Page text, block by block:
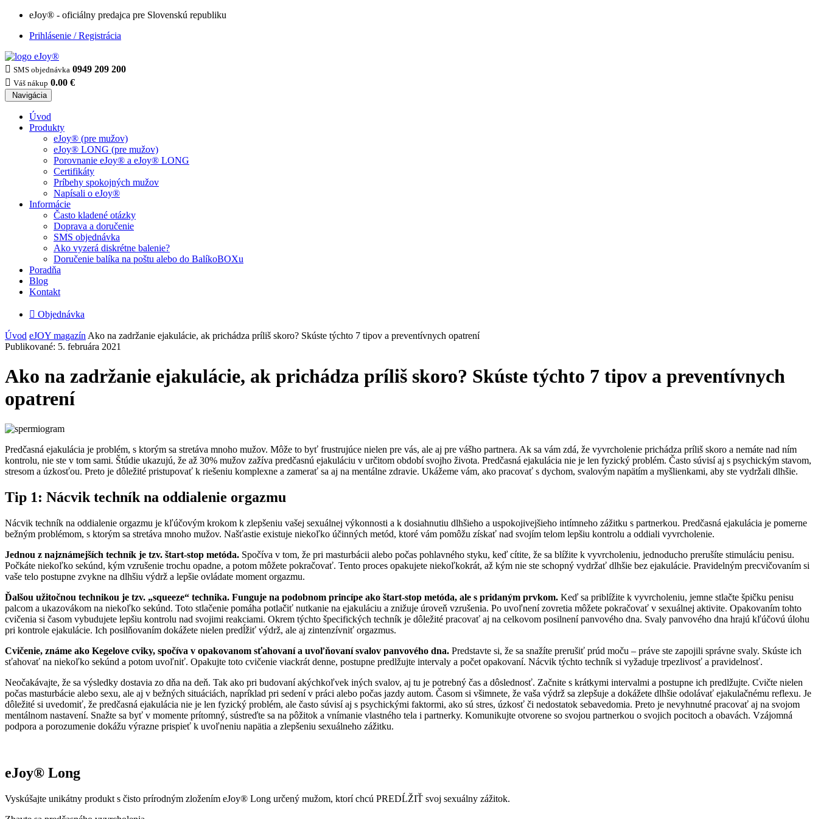
eJoy® - oficiálny predajca pre Slovenskú republiku
Prihlásenie / Registrácia
 SMS objednávka 0949 209 200
 Váš nákup 0.00 €
Navigácia
Úvod
Produkty
eJoy® (pre mužov)
eJoy® LONG (pre mužov)
Porovnanie eJoy® a eJoy® LONG
Certifikáty
Príbehy spokojných mužov
Napísali o eJoy®
Informácie
Často kladené otázky
Doprava a doručenie
SMS objednávka
Ako vyzerá diskrétne balenie?
Doručenie balíka na poštu alebo do BalíkoBOXu
Poradňa
Blog
Kontakt
 Objednávka
Úvod eJOY magazín Ako na zadržanie ejakulácie, ak prichádza príliš skoro? Skúste týchto 7 tipov a preventívnych opatrení
Publikované: 5. februára 2021
Ako na zadržanie ejakulácie, ak prichádza príliš skoro? Skúste týchto 7 tipov a preventívnych
opatrení
Predčasná ejakulácia je problém, s ktorým sa stretáva mnoho mužov. Môže to byť frustrujúce nielen pre vás, ale aj pre vášho partnera. Ak sa vám zdá, že vyvrcholenie prichádza príliš skoro a nemáte nad ním
kontrolu, nie ste v tom sami. Štúdie ukazujú, že až 30% mužov zažíva predčasnú ejakuláciu v určitom období svojho života. Predčasná ejakulácia nie je len fyzický problém. Často súvisí aj s psychickým stavom,
stresom a úzkosťou. Preto je dôležité pristupovať k riešeniu komplexne a zamerať sa aj na mentálne zdravie. Ukážeme vám, ako pracovať s dychom, svalovým napätím a myšlienkami, aby ste vydržali dlhšie.
Tip 1: Nácvik techník na oddialenie orgazmu
Nácvik techník na oddialenie orgazmu je kľúčovým krokom k zlepšeniu vašej sexuálnej výkonnosti a k dosiahnutiu dlhšieho a uspokojivejšieho intímneho zážitku s partnerkou. Predčasná ejakulácia je pomerne
bežným problémom, s ktorým sa stretáva mnoho mužov. Našťastie existuje niekoľko účinných metód, ktoré vám pomôžu získať nad svojím telom lepšiu kontrolu a oddiali vyvrcholenie.
Jednou z najznámejších techník je tzv. štart-stop metóda. Spočíva v tom, že pri masturbácii alebo počas pohlavného styku, keď cítite, že sa blížite k vyvrcholeniu, jednoducho prerušíte stimuláciu penisu.
Počkáte niekoľko sekúnd, kým vzrušenie trochu opadne, a potom môžete pokračovať. Tento proces opakujete niekoľkokrát, až kým nie ste schopný vydržať dlhšie bez ejakulácie. Pravidelným precvičovaním si
vaše telo postupne zvykne na dlhšiu výdrž a lepšie ovládate moment orgazmu.
Ďalšou užitočnou technikou je tzv. „squeeze“ technika. Funguje na podobnom princípe ako štart-stop metóda, ale s pridaným prvkom. Keď sa priblížite k vyvrcholeniu, jemne stlačte špičku penisu
palcom a ukazovákom na niekoľko sekúnd. Toto stlačenie pomáha potlačiť nutkanie na ejakuláciu a znižuje úroveň vzrušenia. Po uvoľnení zovretia môžete pokračovať v sexuálnej aktivite. Opakovaním tohto
cvičenia si časom vybudujete lepšiu kontrolu nad svojimi reakciami. Okrem týchto špecifických techník je dôležité pracovať aj na celkovom posilnení panvového dna. Svaly panvového dna hrajú kľúčovú úlohu
pri kontrole ejakulácie. Ich posilňovaním dokážete nielen predĺžiť výdrž, ale aj zintenzívniť orgazmus.
Cvičenie, známe ako Kegelove cviky, spočíva v opakovanom sťahovaní a uvoľňovaní svalov panvového dna. Predstavte si, že sa snažíte prerušiť prúd moču – práve ste zapojili správne svaly. Skúste ich
sťahovať na niekoľko sekúnd a potom uvoľniť. Opakujte toto cvičenie viackrát denne, postupne predlžujte intervaly a počet opakovaní. Nácvik týchto techník si vyžaduje trpezlivosť a pravidelnosť.
Neočakávajte, že sa výsledky dostavia zo dňa na deň. Tak ako pri budovaní akýchkoľvek iných svalov, aj tu je potrebný čas a dôslednosť. Začnite s krátkymi intervalmi a postupne ich predlžujte. Cvičte nielen
počas masturbácie alebo sexu, ale aj v bežných situáciách, napríklad pri sedení v práci alebo počas jazdy autom. Časom si všimnete, že vaša výdrž sa zlepšuje a dokážete dlhšie odolávať ejakulačnému reflexu. Je
dôležité si uvedomiť, že predčasná ejakulácia nie je len fyzický problém, ale často súvisí aj s psychickými faktormi, ako sú stres, úzkosť či nedostatok sebavedomia. Preto je nevyhnutné pracovať aj na svojom
mentálnom nastavení. Snažte sa byť v momente prítomný, sústreďte sa na pôžitok a vnímanie vlastného tela i partnerky. Komunikujte otvorene so svojou partnerkou o svojich pocitoch a obavách. Vzájomná
podpora a porozumenie dokážu výrazne prispieť k uvoľneniu napätia a zlepšeniu sexuálneho zážitku.
eJoy® Long
Vyskúšajte unikátny produkt s čisto prírodným zložením eJoy® Long určený mužom, ktorí chcú PREDĹŽIŤ svoj sexuálny zážitok.